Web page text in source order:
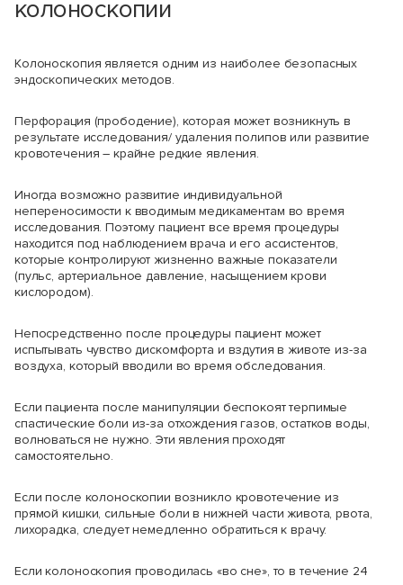
колоноскопии
Колоноскопия является одним из наиболее безопасных
эндоскопических методов.
Перфорация (прободение), которая может возникнуть в
результате исследования/ удаления полипов или развитие
кровотечения – крайне редкие явления.
Иногда возможно развитие индивидуальной
непереносимости к вводимым медикаментам во время
исследования. Поэтому пациент все время процедуры
находится под наблюдением врача и его ассистентов,
которые контролируют жизненно важные показатели
(пульс, артериальное давление, насыщением крови
кислородом).
Непосредственно после процедуры пациент может
испытывать чувство дискомфорта и вздутия в животе из-за
воздуха, который вводили во время обследования.
Если пациента после манипуляции беспокоят терпимые
спастические боли из-за отхождения газов, остатков воды,
волноваться не нужно. Эти явления проходят
самостоятельно.
Если после колоноскопии возникло кровотечение из
прямой кишки, сильные боли в нижней части живота, рвота,
лихорадка, следует немедленно обратиться к врачу.
Если колоноскопия проводилась «во сне», то в течение 24